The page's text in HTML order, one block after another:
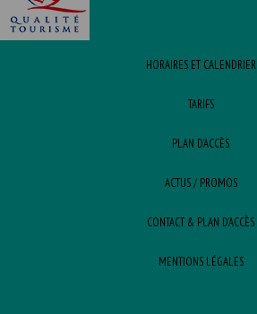
HORAIRES ET CALENDRIER
TARIFS
PLAN D’ACCÈS
ACTUS / PROMOS
CONTACT & PLAN D’ACCÈS
MENTIONS LÉGALES